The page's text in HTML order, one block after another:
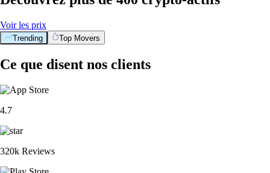
Voir les prix
Trending Top Movers
Ce que disent nos clients
4.7
320k Reviews